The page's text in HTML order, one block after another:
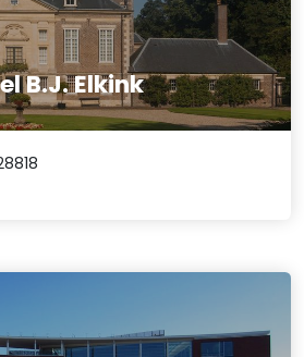
B.J. Elkink